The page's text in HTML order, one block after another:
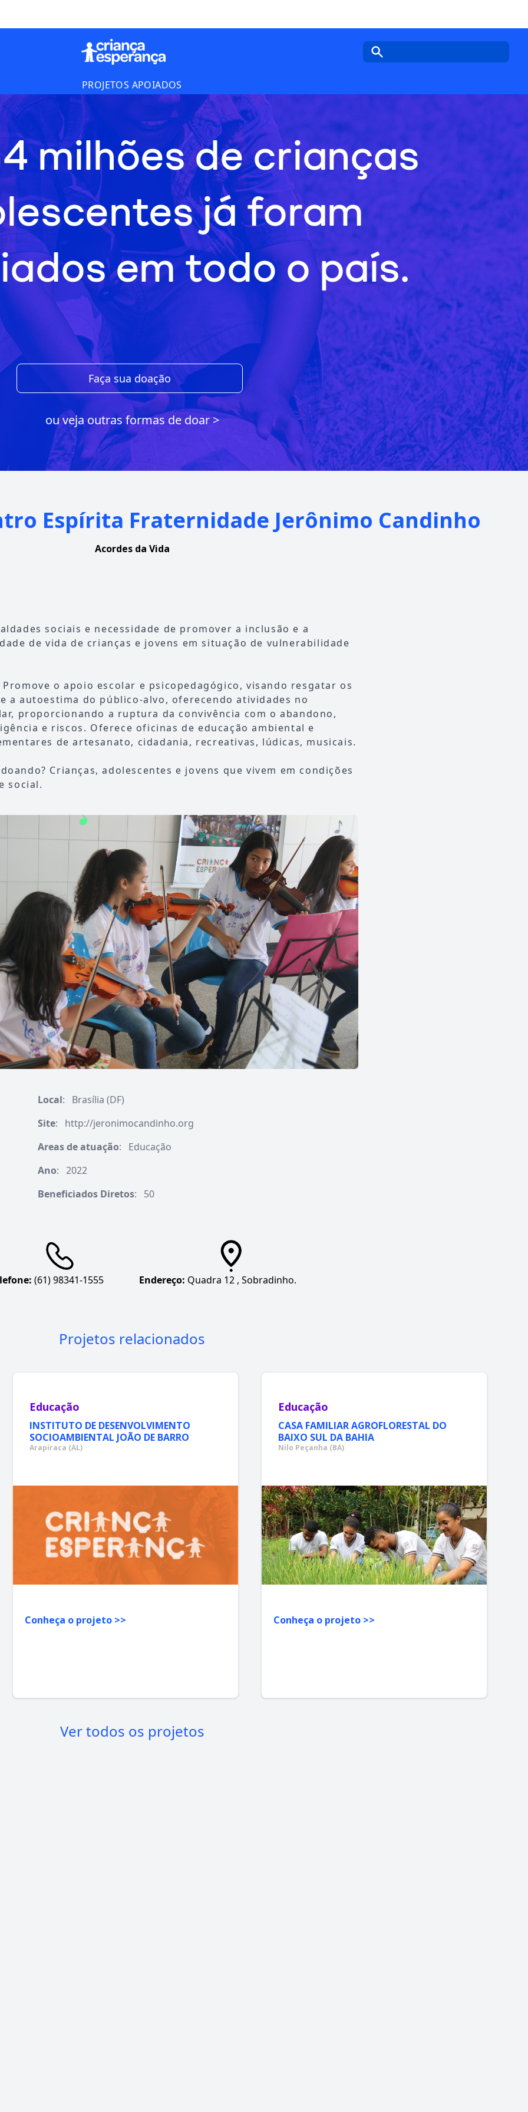
Search icon
PROJETOS APOIADOS
milhões de crianças
já foram
em todo o país.
Faça sua doação
ou veja outras formas de doar >
Espírita Fraternidade Jerônimo Candinho
Acordes da Vida
sociais e necessidade de promover a inclusão e a
de vida de crianças e jovens em situação de vulnerabilidade
Promove o apoio escolar e psicopedagógico, visando resgatar os
a autoestima do público-alvo, oferecendo atividades no
proporcionando a ruptura da convivência com o abandono,
e riscos. Oferece oficinas de educação ambiental e
de artesanato, cidadania, recreativas, lúdicas, musicais.
Crianças, adolescentes e jovens que vivem em condições
social.
Local:
Brasília (DF)
Site:
http://jeronimocandinho.org
Areas de atuação:
Educação
Ano: 2022
Beneficiados Diretos: 50
(61) 98341-1555 Endereço: Quadra 12 , Sobradinho.
Projetos relacionados
Educação
INSTITUTO DE DESENVOLVIMENTO
SOCIOAMBIENTAL JOÃO DE BARRO
Arapiraca (AL)
Conheça o projeto >>
Educação
CASA FAMILIAR AGROFLORESTAL DO
BAIXO SUL DA BAHIA
Nilo Peçanha (BA)
Conheça o projeto >>
Ver todos os projetos